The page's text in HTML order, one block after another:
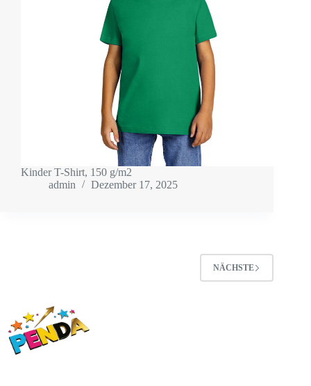
Kinder T-Shirt, 150 g/m2
admin
Dezember 17, 2025
NÄCHSTE